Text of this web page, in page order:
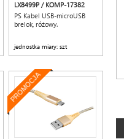
LX8499P / KOMP-17382
PS Kabel USB-microUSB
brelok, różowy.
jednostka miary: szt
PROMOCJA